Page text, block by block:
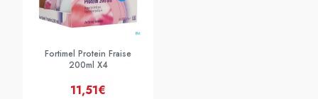
Fortimel Protein Fraise
200ml X4
11,51€